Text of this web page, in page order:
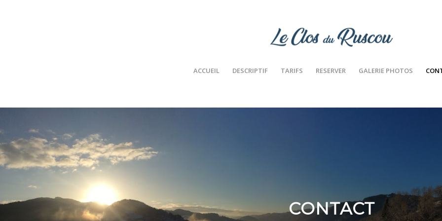
ACCUEIL DESCRIPTIF TARIFS RESERVER GALERIE PHOTOS
CONTACT